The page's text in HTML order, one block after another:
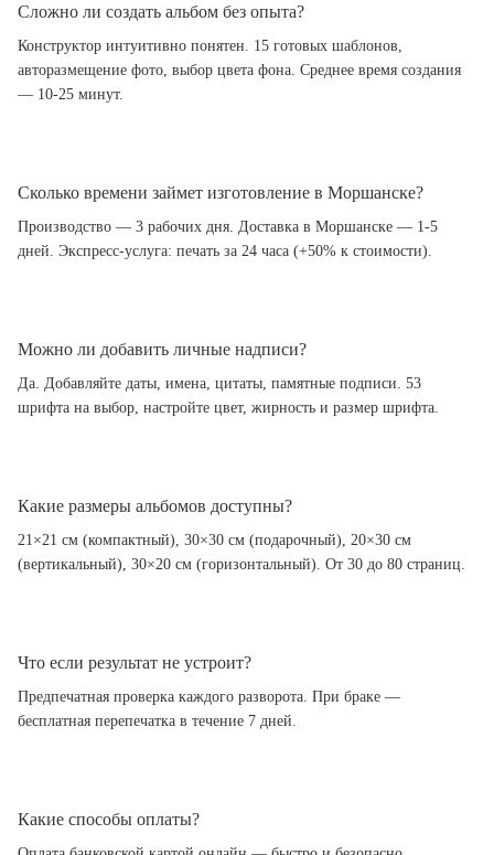
Сложно ли создать альбом без опыта?
Конструктор интуитивно понятен. 15 готовых шаблонов,
авторазмещение фото, выбор цвета фона. Среднее время создания
— 10-25 минут.
Сколько времени займет изготовление в Моршанске?
Производство — 3 рабочих дня. Доставка в Моршанске — 1-5
дней. Экспресс-услуга: печать за 24 часа (+50% к стоимости).
Можно ли добавить личные надписи?
Да. Добавляйте даты, имена, цитаты, памятные подписи. 53
шрифта на выбор, настройте цвет, жирность и размер шрифта.
Какие размеры альбомов доступны?
21×21 см (компактный), 30×30 см (подарочный), 20×30 см
(вертикальный), 30×20 см (горизонтальный). От 30 до 80 страниц.
Что если результат не устроит?
Предпечатная проверка каждого разворота. При браке —
бесплатная перепечатка в течение 7 дней.
Какие способы оплаты?